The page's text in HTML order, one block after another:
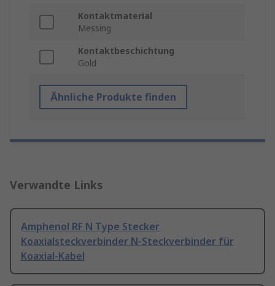
Kontaktmaterial
Messing
Kontaktbeschichtung
Gold
Ähnliche Produkte finden
Verwandte Links
Amphenol RF N Type Stecker
Koaxialsteckverbinder N-Steckverbinder für
Koaxial-Kabel